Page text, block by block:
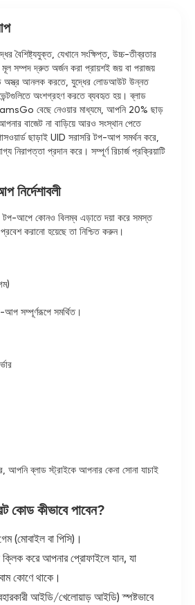
বৈশিষ্ট্যযুক্ত, যেখানে সংক্ষিপ্ত, উচ্চ-তীব্রতার
মূল সম্পদ দ্রুত অর্জন করা প্রায়শই জয় বা পরাজয়
অস্ত্র আনলক করতে, যুদ্ধের লোডআউট উন্নত
অংশগ্রহণ করতে ব্যবহৃত হয়। ব্লাড
বেছে নেওয়ার মাধ্যমে, আপনি 20% ছাড়
বাজেট না বাড়িয়ে আরও সংস্থান পেতে
ছাড়াই UID সরাসরি টপ-আপ সমর্থন করে,
নিরাপত্তা প্রদান করে। সম্পূর্ণ রিচার্জ প্রক্রিয়াটি
নির্দেশাবলী
টপ-আপে কোনও বিলম্ব এড়াতে দয়া করে সমস্ত
করানো হয়েছে তা নিশ্চিত করুন।
আপ সম্পূর্ণরূপে সমর্থিত।
আপনি ব্লাড স্ট্রাইকে আপনার কেনা সোনা যাচাই
কোড কীভাবে পাবেন?
(মোবাইল বা পিসি)।
করে আপনার প্রোফাইলে যান, যা
কোণে থাকে।
আইডি/খেলোয়াড় আইডি) স্পষ্টভাবে